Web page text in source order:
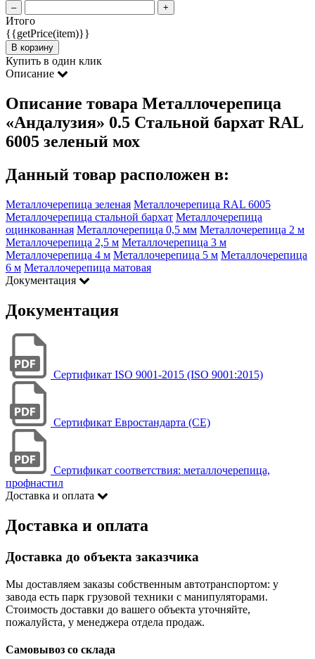
– +
Итого
{{getPrice(item)}}
В корзину
Купить в один клик
Описание
Описание товара Металлочерепица
«Андалузия» 0.5 Стальной бархат RAL
6005 зеленый мох
Данный товар расположен в:
Металлочерепица зеленая Металлочерепица RAL 6005
Металлочерепица стальной бархат Металлочерепица
оцинкованная Металлочерепица 0,5 мм Металлочерепица 2 м
Металлочерепица 2,5 м Металлочерепица 3 м
Металлочерепица 4 м Металлочерепица 5 м Металлочерепица
6 м Металлочерепица матовая
Документация
Документация
Сертификат ISO 9001-2015 (ISO 9001:2015)
Сертификат Евростандарта (CE)
Сертификат соответствия: металлочерепица,
профнастил
Доставка и оплата
Доставка и оплата
Доставка до объекта заказчика
Мы доставляем заказы собственным автотранспортом: у
завода есть парк грузовой техники с манипуляторами.
Стоимость доставки до вашего объекта уточняйте,
пожалуйста, у менеджера отдела продаж.
Самовывоз со склада